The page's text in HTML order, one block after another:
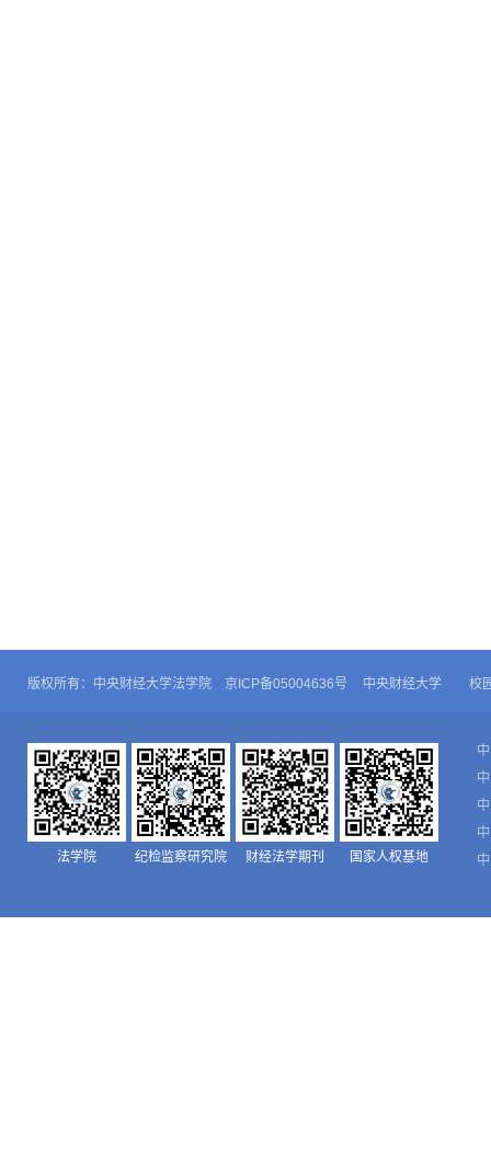
版权所有：中央财经大学法学院 京ICP备05004636号 中央财经大学 校
法学院 纪检监察研究院 财经法学期刊 国家人权基地